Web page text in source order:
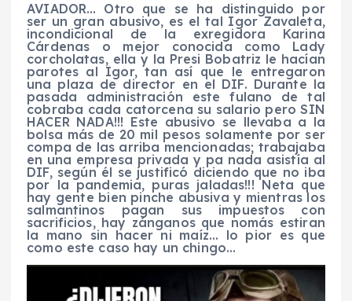
AVIADOR… Otro que se ha distinguido por
ser un gran abusivo, es el tal Igor Zavaleta,
incondicional de la exregidora Karina
Cárdenas o mejor conocida como Lady
corcholatas, ella y la Presi Bobatriz le hacían
parotes al Igor, tan así que le entregaron
una plaza de director en el DIF. Durante la
pasada administración este fulano de tal
cobraba cada catorcena su salario pero SIN
HACER NADA!!! Este abusivo se llevaba a la
bolsa más de 20 mil pesos solamente por ser
compa de las arriba mencionadas; trabajaba
en una empresa privada y pa nada asistía al
DIF, según él se justificó diciendo que no iba
por la pandemia, puras jaladas!!! Neta que
hay gente bien pinche abusiva y mientras los
salmantinos pagan sus impuestos con
sacrificios, hay zánganos que nomás estiran
la mano sin hacer ni maíz… lo pior es que
como este caso hay un chingo…